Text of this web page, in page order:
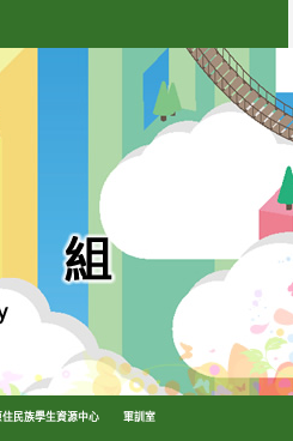
住民族學生資源中心 軍訓室